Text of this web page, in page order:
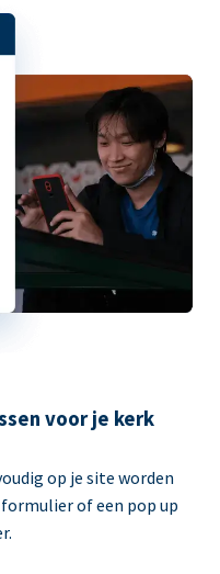
voor je kerk
op je site worden
of een pop up